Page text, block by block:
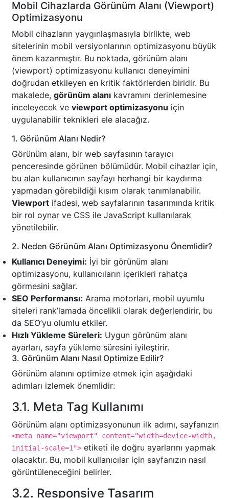
Mobil Cihazlarda Görünüm Alanı (Viewport)
Optimizasyonu
Mobil cihazların yaygınlaşmasıyla birlikte, web
sitelerinin mobil versiyonlarının optimizasyonu büyük
önem kazanmıştır. Bu noktada, görünüm alanı
(viewport) optimizasyonu kullanıcı deneyimini
doğrudan etkileyen en kritik faktörlerden biridir. Bu
makalede, görünüm alanı kavramını derinlemesine
inceleyecek ve viewport optimizasyonu için
uygulanabilir teknikleri ele alacağız.
1. Görünüm Alanı Nedir?
Görünüm alanı, bir web sayfasının tarayıcı
penceresinde görünen bölümüdür. Mobil cihazlar için,
bu alan kullanıcının sayfayı herhangi bir kaydırma
yapmadan görebildiği kısım olarak tanımlanabilir.
Viewport ifadesi, web sayfalarının tasarımında kritik
bir rol oynar ve CSS ile JavaScript kullanılarak
yönetilebilir.
2. Neden Görünüm Alanı Optimizasyonu Önemlidir?
Kullanıcı Deneyimi: İyi bir görünüm alanı
optimizasyonu, kullanıcıların içerikleri rahatça
görmesini sağlar.
SEO Performansı: Arama motorları, mobil uyumlu
siteleri rank’lamada öncelikli olarak değerlendirir, bu
da SEO’yu olumlu etkiler.
Hızlı Yükleme Süreleri: Uygun görünüm alanı
ayarları, sayfa yükleme süresini iyileştirir.
3. Görünüm Alanı Nasıl Optimize Edilir?
Görünüm alanını optimize etmek için aşağıdaki
adımları izlemek önemlidir:
3.1. Meta Tag Kullanımı
Görünüm alanı optimizasyonunun ilk adımı, sayfanızın
<meta name="viewport" content="width=device-width,
initial-scale=1"> etiketi ile doğru ayarlarını yapmak
olacaktır. Bu, mobil kullanıcılar için sayfanızın nasıl
görüntüleneceğini belirler.
3.2. Responsive Tasarım